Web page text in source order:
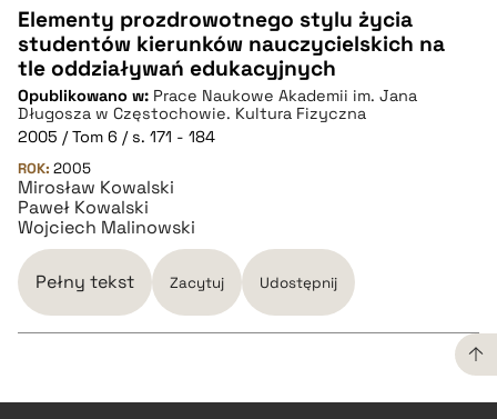
CZYSTY TEKST
pobierz cytat
BIBTEX
pobierz cytat
Elementy prozdrowotnego stylu życia
studentów kierunków nauczycielskich na
tle oddziaływań edukacyjnych
Opublikowano w: Prace Naukowe Akademii im. Jana
Długosza w Częstochowie. Kultura Fizyczna
2005 / Tom 6 / s. 171 - 184
ROK: 2005
Mirosław Kowalski
Paweł Kowalski
Wojciech Malinowski
Pełny tekst Zacytuj Udostępnij
CZYSTY TEKST